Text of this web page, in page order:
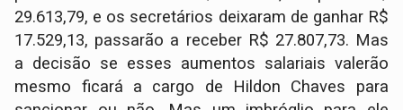
29.613,79, e os secretários deixaram de ganhar R$
17.529,13, passarão a receber R$ 27.807,73. Mas
a decisão se esses aumentos salariais valerão
mesmo ficará a cargo de Hildon Chaves para